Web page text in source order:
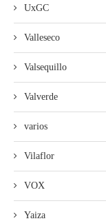
UxGC
Valleseco
Valsequillo
Valverde
varios
Vilaflor
VOX
Yaiza